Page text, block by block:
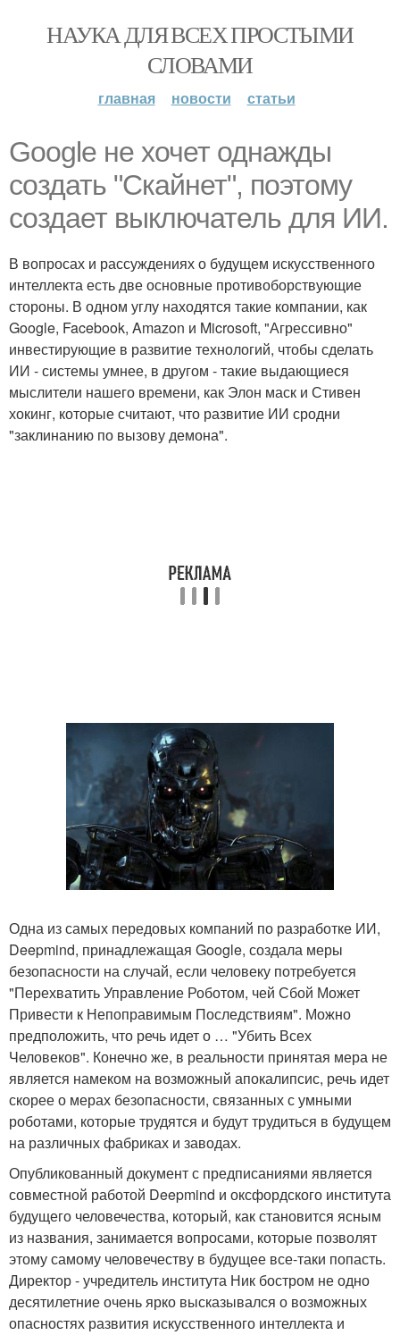
НАУКА ДЛЯ ВСЕХ ПРОСТЫМИ
СЛОВАМИ
главная новости статьи
Google не хочет однажды
создать "Скайнет", поэтому
создает выключатель для ИИ.
В вопросах и рассуждениях о будущем искусственного
интеллекта есть две основные противоборствующие
стороны. В одном углу находятся такие компании, как
Google, Facebook, Amazon и Microsoft, "Агрессивно"
инвестирующие в развитие технологий, чтобы сделать
ИИ - системы умнее, в другом - такие выдающиеся
мыслители нашего времени, как Элон маск и Стивен
хокинг, которые считают, что развитие ИИ сродни
"заклинанию по вызову демона".
Одна из самых передовых компаний по разработке ИИ,
Deepmind, принадлежащая Google, создала меры
безопасности на случай, если человеку потребуется
"Перехватить Управление Роботом, чей Сбой Может
Привести к Непоправимым Последствиям". Можно
предположить, что речь идет о … "Убить Всех
Человеков". Конечно же, в реальности принятая мера не
является намеком на возможный апокалипсис, речь идет
скорее о мерах безопасности, связанных с умными
роботами, которые трудятся и будут трудиться в будущем
на различных фабриках и заводах.
Опубликованный документ с предписаниями является
совместной работой Deepmind и оксфордского института
будущего человечества, который, как становится ясным
из названия, занимается вопросами, которые позволят
этому самому человечеству в будущее все-таки попасть.
Директор - учредитель института Ник бостром не одно
десятилетние очень ярко высказывался о возможных
опасностях развития искусственного интеллекта и